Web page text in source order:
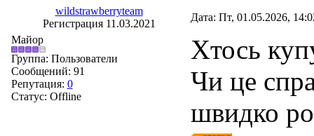
wildstrawberryteam
Регистрация 11.03.2021
Дата: Пт, 01.05.2026,
Майор
Группа: Пользователи
Сообщений: 91
Репутация: 0
Статус: Offline
Хтось
Чи це
швидко